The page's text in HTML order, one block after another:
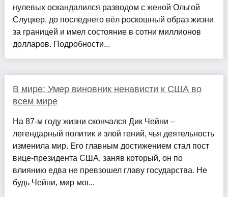
нулевых оскандалился разводом с женой Ольгой
Слуцкер, до последнего вёл роскошный образ жизни
за границей и имел состояние в сотни миллионов
долларов. Подробности...
В мире: Умер виновник ненависти к США во
всем мире
На 87-м году жизни скончался Дик Чейни –
легендарный политик и злой гений, чья деятельность
изменила мир. Его главным достижением стал пост
вице-президента США, заняв который, он по
влиянию едва не превзошел главу государства. Не
будь Чейни, мир мог...